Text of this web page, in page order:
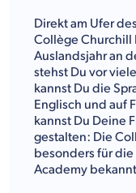
Direkt am Ufer
Collège Churchill
Auslandsjahr an
stehst Du vor
kannst Du die
Englisch und auf
kannst Du Deine
gestalten: Die
besonders für
Academy